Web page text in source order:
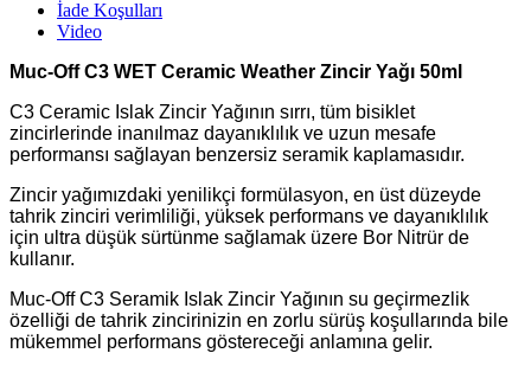
İade Koşulları
Video
Muc-Off C3 WET Ceramic Weather Zincir Yağı 50ml
C3 Ceramic Islak Zincir Yağının sırrı, tüm bisiklet
zincirlerinde inanılmaz dayanıklılık ve uzun mesafe
performansı sağlayan benzersiz seramik kaplamasıdır.
Zincir yağımızdaki yenilikçi formülasyon, en üst düzeyde
tahrik zinciri verimliliği, yüksek performans ve dayanıklılık
için ultra düşük sürtünme sağlamak üzere Bor Nitrür de
kullanır.
Muc-Off C3 Seramik Islak Zincir Yağının su geçirmezlik
özelliği de tahrik zincirinizin en zorlu sürüş koşullarında bile
mükemmel performans göstereceği anlamına gelir.